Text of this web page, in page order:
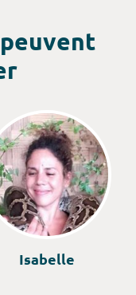
Isabelle